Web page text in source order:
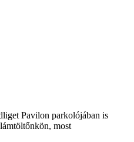
Pavilon parkolójában is
most